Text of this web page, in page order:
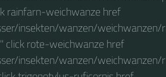
rainfarn-weichwanze href
insekten/wanzen/
click rote-weichwanze href
insekten/wanzen/